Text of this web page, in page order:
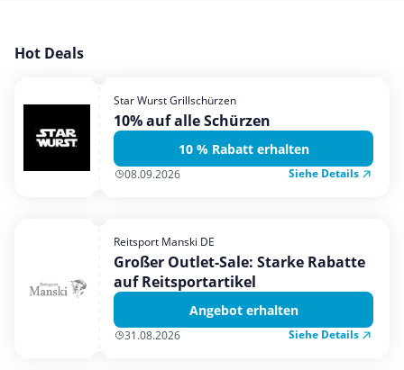
Garten, Haushalt & Tiere
Mobilfunk & Internet
Mode & Accessoires
Shopping
Urlaub & Reise
Hot Deals
Star Wurst Grillschürzen
10% auf alle Schürzen
10 % Rabatt erhalten
08.09.2026 Siehe Details
Reitsport Manski DE
Großer Outlet-Sale: Starke Rabatte
auf Reitsportartikel
Angebot erhalten
31.08.2026 Siehe Details